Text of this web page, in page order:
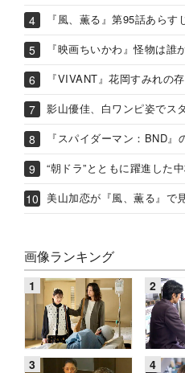
『風、薫る』第95話あらす
『映画ちいかわ』怪物は
『VIVANT』花岡すみれの
影山優佳、白ワンピ姿でス
『スパイダーマン：BND』
“朝ドラ”とともに躍進した
美山加恋が『風、薫る』で
画像ランキング